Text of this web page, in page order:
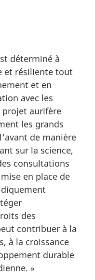
déterminé à
et résiliente tout
et en
avec les
projet aurifère
les grands
de manière
sur la science,
consultations
en place de
des
contribuer à la
à la croissance
durable
»